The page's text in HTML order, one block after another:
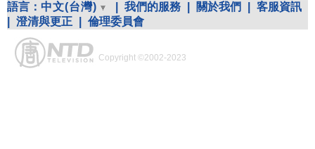
語言： 中文(台灣) 我們的服務 關於我們
客服資訊
澄清與更正 倫理委員會
Copyright ©2002-2023